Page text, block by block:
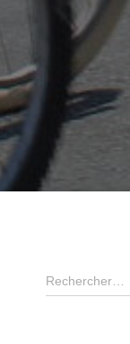
R
e
Rechercher…